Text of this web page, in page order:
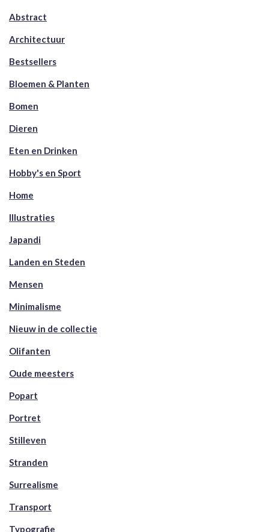
Abstract
Architectuur
Bestsellers
Bloemen & Planten
Bomen
Dieren
Eten en Drinken
Hobby's en Sport
Home
Illustraties
Japandi
Landen en Steden
Mensen
Minimalisme
Nieuw in de collectie
Olifanten
Oude meesters
Popart
Portret
Stilleven
Stranden
Surrealisme
Transport
Typografie